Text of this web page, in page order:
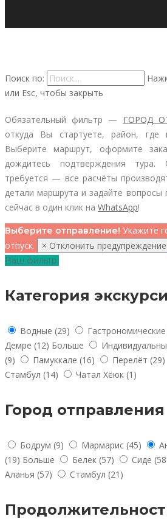
Поиск по:
или Esc, чтобы закрыть
Обязательный фильтр — ГОРОД
откуда Вы стартуете, район, где
Выберите маршрут, оформите
дождитесь подтверждения тура.
требуется — все расчёты
детали маршрута и задайте вопросы
сейчас в один клик на WhatsApp!
Выберите отправление! Укажите
отпуск.
× Отклонить предупреждение
Ваш фильтр:
Категория
Водные (29) Гастрономические
Демре (12) Больше
(9)
Памуккале (16) Перелёт (29)
Стамбул (14) Чатал Хёюк (1)
Город отправления
Бодрум (9) Мармарис (45)
(19) Больше Белек (57) Сиде
Аланья (57) Стамбул (21)